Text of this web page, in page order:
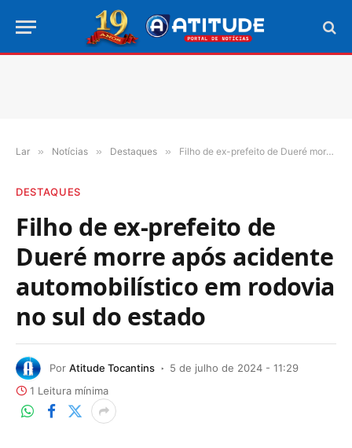
Lar » Notícias » Destaques » Filho de ex-prefeito de Dueré morre após acidente automobilístico em rodovia no sul do estado
DESTAQUES
Filho de ex-prefeito de
Dueré morre após acidente
automobilístico em rodovia
no sul do estado
Por Atitude Tocantins
5 de julho de 2024 - 11:29
1 Leitura mínima